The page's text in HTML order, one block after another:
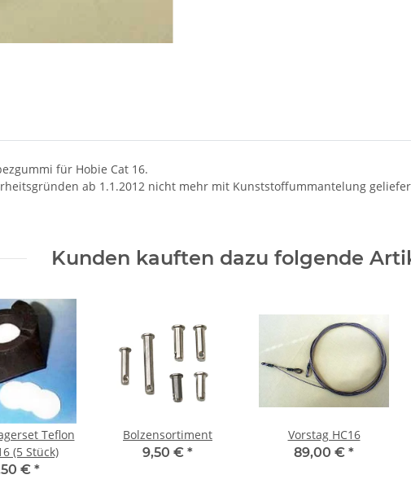
für Hobie Cat 16.
ab 1.1.2012 nicht mehr mit Kunststoffummantelung
Kunden kauften dazu folgende
Teflon
HC14/16 (5 Stück)
€ *
Bolzensortiment
9,50 € *
Vorstag HC16
89,00 € *